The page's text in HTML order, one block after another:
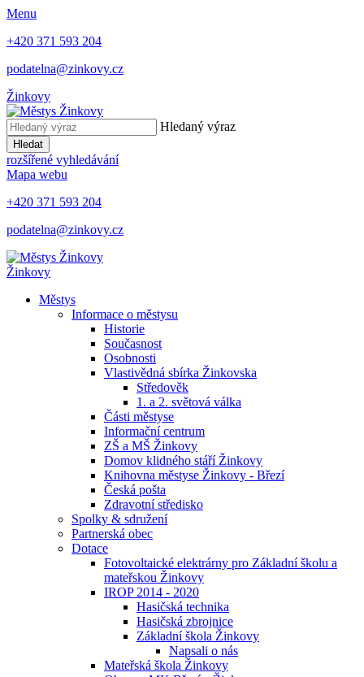
Menu
+420 371 593 204
podatelna@zinkovy.cz
Žinkovy
Hledaný výraz
Hledat
rozšířené vyhledávání
Mapa webu
+420 371 593 204
podatelna@zinkovy.cz
Žinkovy
Městys
Informace o městysu
Historie
Současnost
Osobnosti
Vlastivědná sbírka Žinkovska
Středověk
1. a 2. světová válka
Části městyse
Informační centrum
ZŠ a MŠ Žinkovy
Domov klidného stáří Žinkovy
Knihovna městyse Žinkovy - Březí
Česká pošta
Zdravotní středisko
Spolky & sdružení
Partnerská obec
Dotace
Fotovoltaické elektrárny pro Základní školu a
mateřskou Žinkovy
IROP 2014 - 2020
Hasičská technika
Hasičská zbrojnice
Základní škola Žinkovy
Napsali o nás
Mateřská škola Žinkovy